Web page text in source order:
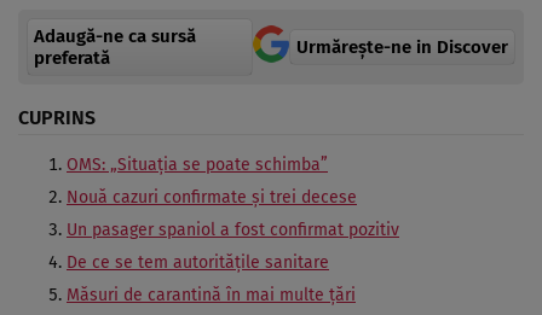
Adaugă-ne ca sursă
preferată
Urmărește-ne in Discover
CUPRINS
OMS: „Situația se poate schimba”
Nouă cazuri confirmate și trei decese
Un pasager spaniol a fost confirmat pozitiv
De ce se tem autoritățile sanitare
Măsuri de carantină în mai multe țări